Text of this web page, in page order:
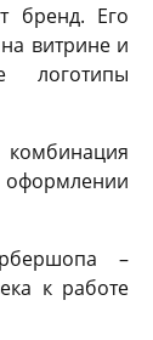
бренд. Его
витрине и
логотипы
–
к работе